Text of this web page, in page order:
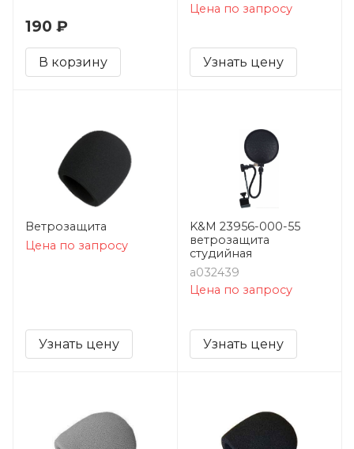
190 ₽
В корзину
Цена по запросу
Узнать цену
Ветрозащита
Цена по запросу
Узнать цену
K&M 23956-000-55
ветрозащита
студийная
a032439
Цена по запросу
Узнать цену